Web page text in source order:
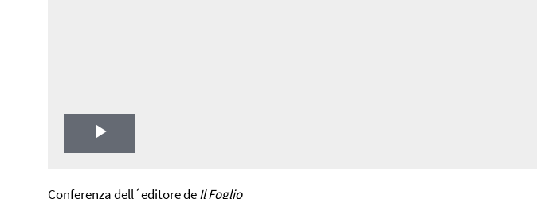
Play
Video
Conferenza dell´editore deIl Foglio